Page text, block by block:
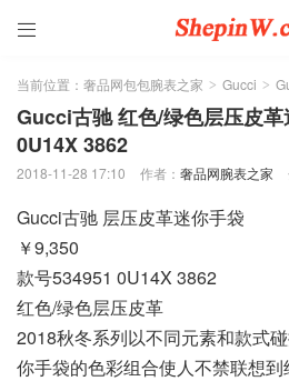

当前位置： 奢品网包包腕表之家 > Gucci >
Gucci古驰 红色/绿色层压皮革
0U14X 3862
2018-11-28 17:10 作者： 奢品网腕表之家
Gucci古驰 层压皮革迷你手袋
￥9,350
款号534951 0U14X 3862
红色/绿色层压皮革
2018秋冬系列以不同元素和款式
你手袋的色彩组合使人不禁联想